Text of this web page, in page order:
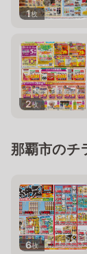
1枚
2枚
那覇市のチ
6枚